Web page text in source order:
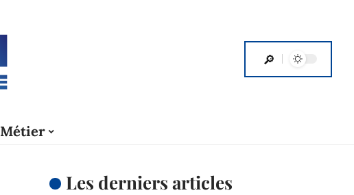
Métier
Les derniers articles